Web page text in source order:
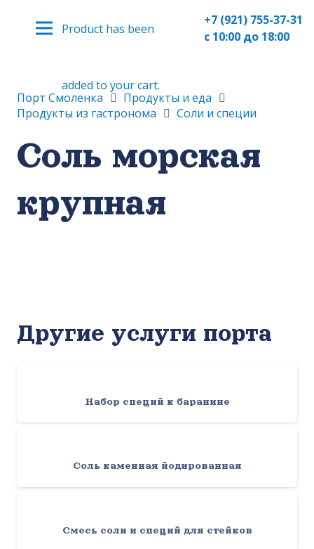
Producthas been
added to your cart.
+7 (921) 755-37-31
с 10:00 до 18:00
Порт Смоленка
Продукты и еда
Продукты из гастронома
Соли и специи
Соль морская
крупная
Другие услуги порта
Набор специй к баранине
Соль каменная йодированная
Смесь соли и специй для стейков